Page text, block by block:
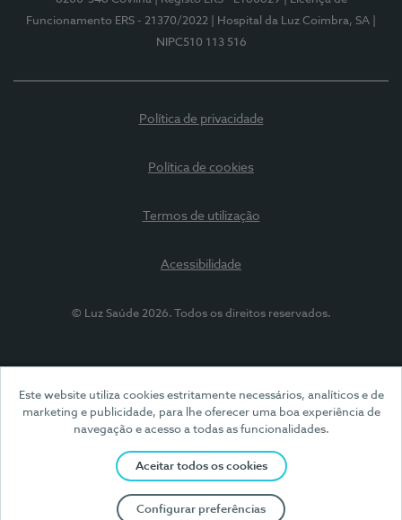
Este website utiliza cookies estritamente necessários, analíticos e de
marketing e publicidade, para lhe oferecer uma boa experiência de
navegação e acesso a todas as funcionalidades.
Aceitar todos os cookies
Configurar preferências
Funcionamento ERS - 21370/2022
| Hospital da Luz Coimbra, SA
NIPC510 113 516
Política de privacidade
Política de cookies
Termos de utilização
Acessibilidade
© Luz Saúde 2026. Todos os direitos reservados.